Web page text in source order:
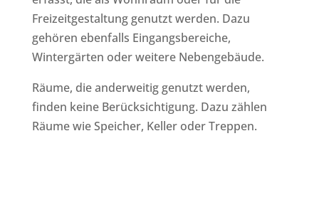
Freizeitgestaltung genutzt werden. Dazu
gehören ebenfalls Eingangsbereiche,
Wintergärten oder weitere Nebengebäude.
Räume, die anderweitig genutzt werden,
finden keine Berücksichtigung. Dazu zählen
Räume wie Speicher, Keller oder Treppen.